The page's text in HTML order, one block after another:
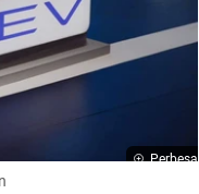
Perbesar